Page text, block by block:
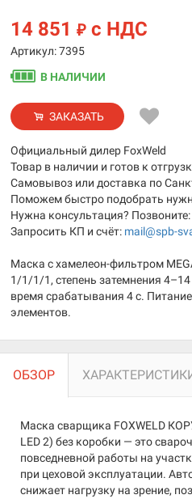
14 851 ₽ с НДС
Артикул: 7395
В НАЛИЧИИ
ЗАКАЗАТЬ
Официальный дилер FoxWeld
Товар в наличии и готов к
Самовывоз или доставка по
Поможем быстро подобрать
Нужна консультация? Позвоните:
Запросить КП и счёт: mail@spb-
Маска с хамелеон-фильтром
1/1/1/1, степень затемнения
время срабатывания 4 с.
элементов.
ОБЗОР
Маска сварщика FOXWELD
LED 2) без коробки — это
повседневной работы на
при цеховой эксплуатации.
снижает нагрузку на зрение,